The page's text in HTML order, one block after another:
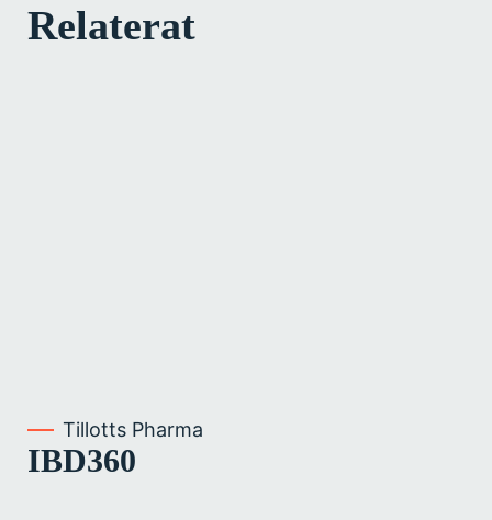
Relaterat
Tillotts Pharma
IBD360